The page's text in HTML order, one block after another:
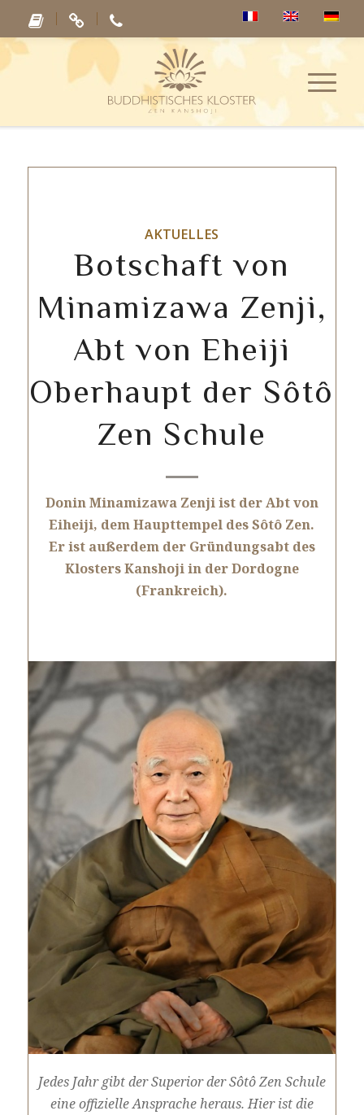
AKTUELLES
Botschaft von
Minamizawa Zenji,
Abt von Eheiji
Oberhaupt der Sôtô
Zen Schule
Donin Minamizawa Zenji ist der Abt von
Eiheiji, dem Haupttempel des Sôtô Zen.
Er ist außerdem der Gründungsabt des
Klosters Kanshoji in der Dordogne
(Frankreich).
Jedes Jahr gibt der Superior derSôtô Zen Schule
eine offizielle Ansprache heraus.Hier ist die